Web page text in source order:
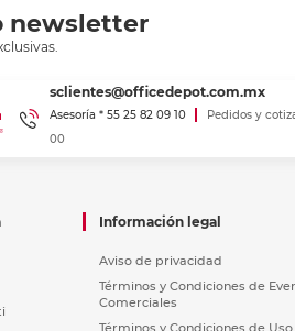
newsletter
sclientes@officedepot.com.mx
Asesoría * 55 25 82 09 10
Pedidos y
00
Información legal
Aviso de privacidad
Términos y Condiciones de
Comerciales
Términos y Condiciones de